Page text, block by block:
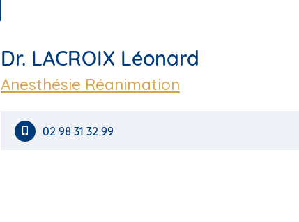
Dr. LACROIX Léonard
Anesthésie Réanimation
02 98 31 32 99